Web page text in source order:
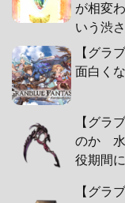
が相変
いう渋さ
【グラ
面白く
【グラ
のか 水
役期間
【グラ